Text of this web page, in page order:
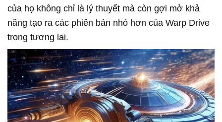
của họ không chỉ là lý thuyết mà còn gợi mở khả
năng tạo ra các phiên bản nhỏ hơn của Warp Drive
trong tương lai.